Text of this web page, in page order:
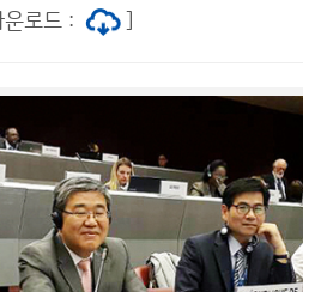
. 이번 초청 연수는 개도국 예보관
개발도상국의 기상예보생산 수준
거름이 될 것으로 기대됩니다.
): 캄보디아, 라오스, 몽골, 미얀
남, 에티오피아, 카타르
운로드 :